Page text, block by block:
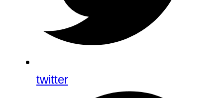
twitter